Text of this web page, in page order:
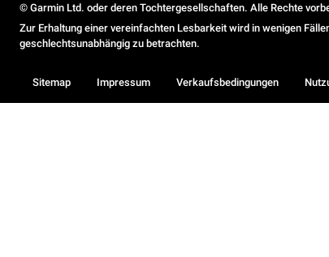
© Garmin Ltd. oder deren Tochtergesellschaften. Alle Rechte
Zur Erhaltung einer vereinfachten Lesbarkeit wird in wenigen
geschlechtsunabhängig zu betrachten.
Sitemap Impressum Verkaufsbedingungen